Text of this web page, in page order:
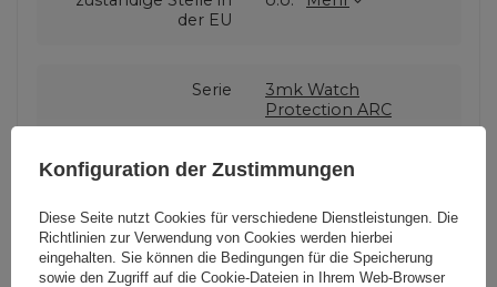
der EU
Serie
3mk Watch
Protection ARC
Garantie Mobiltelefonzubehör
Verpackungshöhe in
Zentimetern
15,5
Konfiguration der Zustimmungen
Diese Seite nutzt Cookies für verschiedene Dienstleistungen. Die
Richtlinien zur Verwendung von Cookies werden hierbei
eingehalten. Sie können die Bedingungen für die Speicherung
sowie den Zugriff auf die Cookie-Dateien in Ihrem Web-Browser